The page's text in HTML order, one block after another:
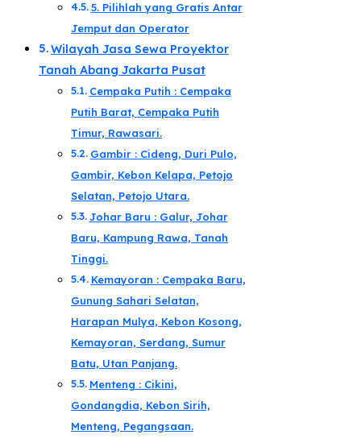
5. Pilihlah yang Gratis Antar
Jemput dan Operator​
Wilayah Jasa Sewa Proyektor
Tanah Abang Jakarta Pusat​
Cempaka Putih : Cempaka
Putih Barat, Cempaka Putih
Timur, Rawasari.
Gambir : Cideng, Duri Pulo,
Gambir, Kebon Kelapa, Petojo
Selatan, Petojo Utara.
Johar Baru : Galur, Johar
Baru, Kampung Rawa, Tanah
Tinggi.
Kemayoran : Cempaka Baru,
Gunung Sahari Selatan,
Harapan Mulya, Kebon Kosong,
Kemayoran, Serdang, Sumur
Batu, Utan Panjang.
Menteng : Cikini,
Gondangdia, Kebon Sirih,
Menteng, Pegangsaan.